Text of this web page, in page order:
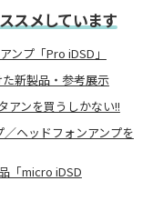
スメしています
ンプ「Pro iDSD」
新製品・参考展示
アンを買うしかない!!
ヘッドフォンアンプを
「micro iDSD